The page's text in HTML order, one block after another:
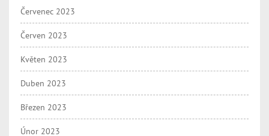
Červenec 2023
Červen 2023
Květen 2023
Duben 2023
Březen 2023
Únor 2023